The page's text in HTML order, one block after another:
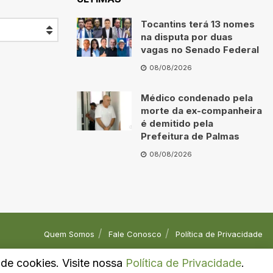
Tocantins terá 13 nomes
na disputa por duas
vagas no Senado Federal
08/08/2026
Médico condenado pela
morte da ex-companheira
é demitido pela
Prefeitura de Palmas
08/08/2026
Quem Somos Fale Conosco Política de Privacidade
cookies. Visite nossa Política de Privacidade.